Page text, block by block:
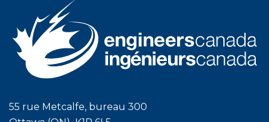
55 rue Metcalfe, bureau 300